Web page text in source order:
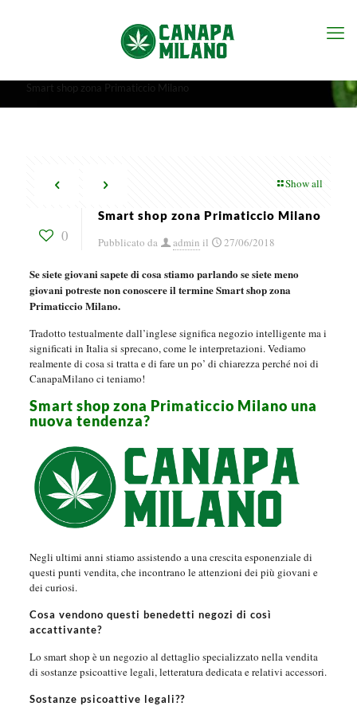
Smart shop zona Primaticcio Milano
Show all
0
Smart shop zona Primaticcio Milano
Pubblicato da
admin il 27/06/2018
Se siete giovani sapete di cosa stiamo parlando se siete meno
giovani potreste non conoscere il termine Smart shop zona
Primaticcio Milano.
Tradotto testualmente dall’inglese significa negozio intelligente ma i
significati in Italia si sprecano, come le interpretazioni. Vediamo
realmente di cosa si tratta e di fare un po’ di chiarezza perché noi di
CanapaMilano ci teniamo!
Smart shop zona Primaticcio Milano una
nuova tendenza?
Negli ultimi anni stiamo assistendo a una crescita esponenziale di
questi punti vendita, che incontrano le attenzioni dei più giovani e
dei curiosi.
Cosa vendono questi benedetti negozi di così
accattivante?
Lo smart shop è un negozio al dettaglio specializzato nella vendita
di sostanze psicoattive legali, letteratura dedicata e relativi accessori.
Sostanze psicoattive legali??